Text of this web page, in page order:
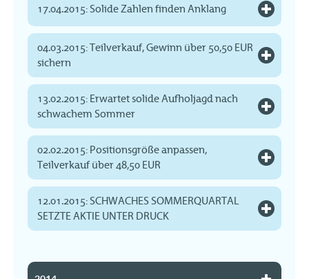
17.04.2015: Solide Zahlen finden Anklang
04.03.2015: Teilverkauf, Gewinn über 50,50 EUR
sichern
13.02.2015: Erwartet solide Aufholjagd nach
schwachem Sommer
02.02.2015: Positionsgröße anpassen,
Teilverkauf über 48,50 EUR
12.01.2015: SCHWACHES SOMMERQUARTAL
SETZTE AKTIE UNTER DRUCK